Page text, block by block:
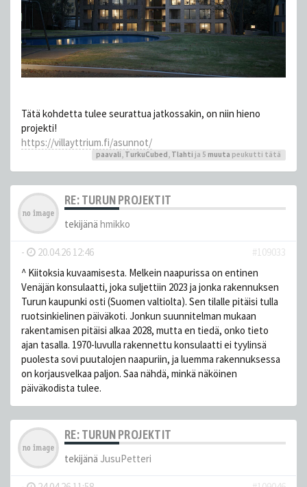
Tätä kohdetta tulee seurattua jatkossakin, on niin hieno
projekti!
https://villayttrium.fi/asunnot/
paavali, TurkuCubed, Tlahti ja 5 muuta peukutti tätä
RE: TURUN PROJEKTIT
tekijänä hmikko
- 20.04.26 12:46
#109033
^ Kiitoksia kuvaamisesta. Melkein naapurissa on entinen
Venäjän konsulaatti, joka suljettiin 2023 ja jonka rakennuksen
Turun kaupunki osti (Suomen valtiolta). Sen tilalle pitäisi tulla
ruotsinkielinen päiväkoti. Jonkun suunnitelman mukaan
rakentamisen pitäisi alkaa 2028, mutta en tiedä, onko tieto
ajan tasalla. 1970-luvulla rakennettu konsulaatti ei tyylinsä
puolesta sovi puutalojen naapuriin, ja luemma rakennuksessa
on korjausvelkaa paljon. Saa nähdä, minkä näköinen
päiväkodista tulee.
RE: TURUN PROJEKTIT
tekijänä JusuPetteri